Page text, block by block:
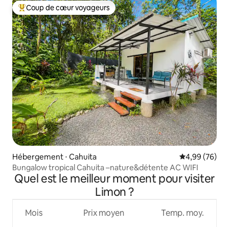
Coups de cœur voyageurs les plus appréciés
Coup de cœur voyageurs
Hébergement ⋅ Cahuita Évaluation
4,99 (76)
Bungalow tropical Cahuita –nature&détente AC WIFI
Quel est le meilleur moment pour visiter
Limon ?
Mois Prix moyen Temp. moy.